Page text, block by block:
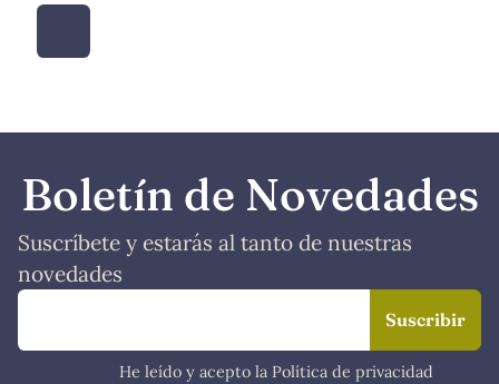
Boletín de Novedades
Suscríbete y estarás al tanto de nuestras
novedades
He leído y acepto la Política de privacidad